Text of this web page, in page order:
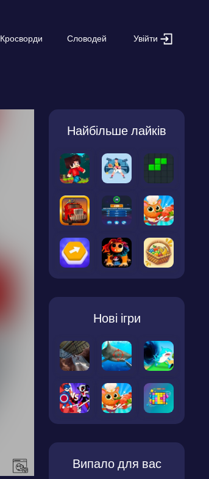
Кросворди Словодей Увійти
Найбільше лайків
Нові ігри
Випало для вас